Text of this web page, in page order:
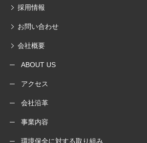
採用情報
お問い合わせ
会社概要
ABOUT US
アクセス
会社沿革
事業内容
環境保全に対する取り組み